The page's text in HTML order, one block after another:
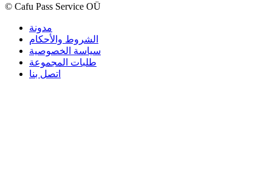
© Cafu Pass Service OÜ
مدونة
الشروط والأحكام
سياسة الخصوصية
طلبات المجموعة
اتصل بنا